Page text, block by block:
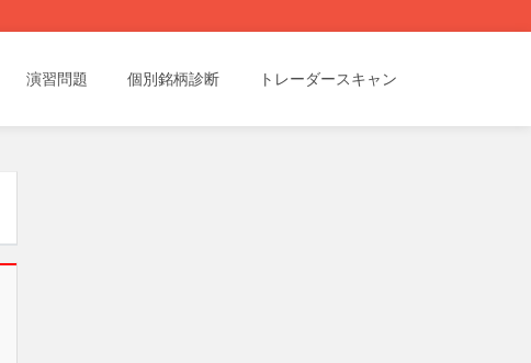
演習問題 個別銘柄診断 トレーダースキャン